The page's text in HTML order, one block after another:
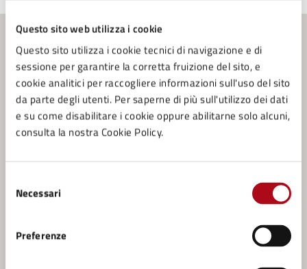
Questo sito web utilizza i cookie
Questo sito utilizza i cookie tecnici di navigazione e di
sessione per garantire la corretta fruizione del sito, e
cookie analitici per raccogliere informazioni sull'uso del sito
da parte degli utenti. Per saperne di più sull'utilizzo dei dati
e su come disabilitare i cookie oppure abilitarne solo alcuni,
consulta la nostra Cookie Policy.
delNecessari
Preferenze
Contenuti correlati
Servizi
Accesso agli atti documentale - Modalità
Atti di giunta, di consiglio e determinazioni
Documenti d'archivio - Consultazione